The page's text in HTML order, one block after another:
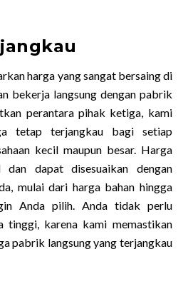
harga yang sangat bersaing di
bekerja langsung dengan pabrik
perantara pihak ketiga, kami
tetap terjangkau bagi setiap
kecil maupun besar. Harga
dapat disesuaikan dengan
mulai dari harga bahan hingga
Anda pilih. Anda tidak perlu
tinggi, karena kami memastikan
pabrik langsung yang terjangkau